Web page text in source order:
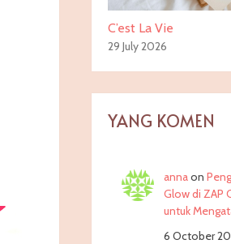
C’est La Vie
29 July 2026
YANG KOMEN
annaon
Glow di ZAP
untuk
6 October